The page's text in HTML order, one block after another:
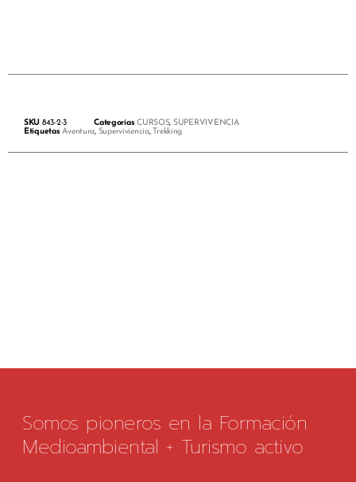
SKU 843-2-3 Categorías CURSOS, SUPERVIVENCIA
Etiquetas Aventura, Superviviencia,Trekking
Somos pioneros en la Formación
Medioambiental + Turismo activo